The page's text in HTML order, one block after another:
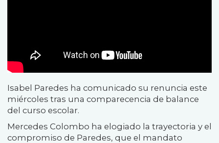
Isabel Paredes ha comunicado su renuncia este
miércoles tras una comparecencia de balance
del curso escolar.
Mercedes Colombo ha elogiado la trayectoria y el
compromiso de Paredes, que el mandato